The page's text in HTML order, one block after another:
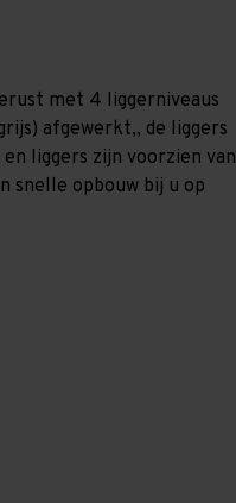
met 4 liggerniveaus
afgewerkt,, de liggers
liggers zijn voorzien van
snelle opbouw bij u op